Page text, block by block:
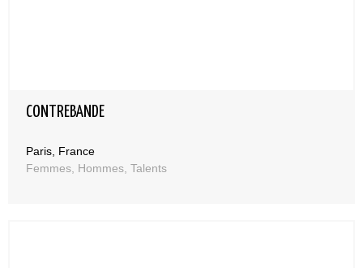
CONTREBANDE
Paris, France
Femmes, Hommes, Talents